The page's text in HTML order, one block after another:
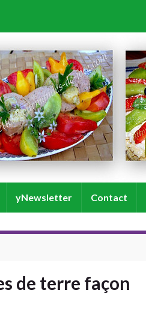
yNewsletter Contact
de terre façon